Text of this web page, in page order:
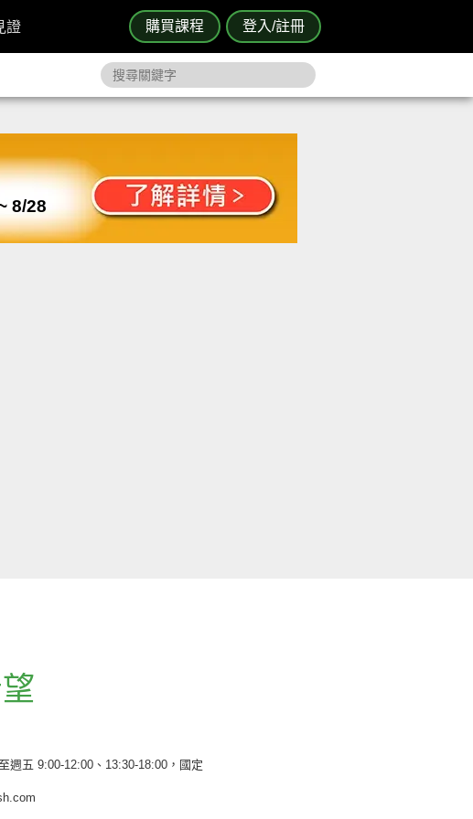
購買課程 登入/註冊
證
8/28
週五 9:00-12:00、13:30-18:00，國定